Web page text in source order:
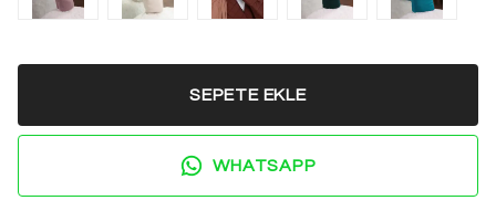
SEPETE EKLE
WHATSAPP